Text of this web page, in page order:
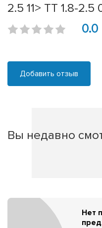
2.5 11> TT 1.8-
0.0
Добавить отзыв
Вы недавно
Нет